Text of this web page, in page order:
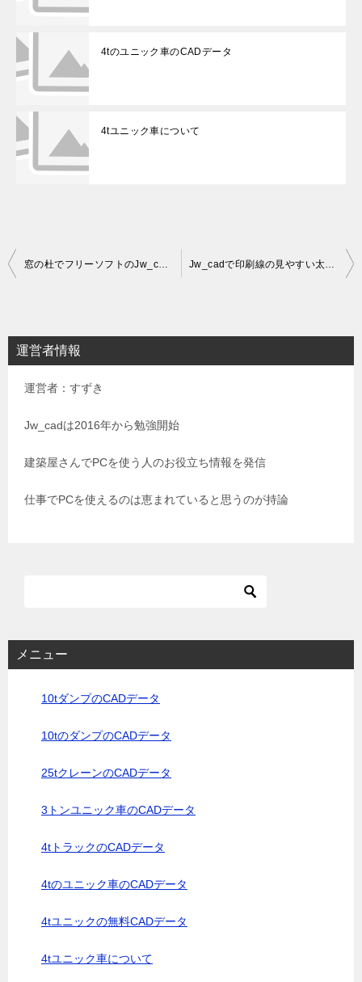
4tのユニック車のCADデータ
4tユニック車について
投
ビ
ゲ
窓の杜でフリーソフトのJw_cadと練習問題を探す Jw_cadで印刷線の見やすい太さを設定
運営者情報
運営者：すずき
Jw_cadは2016年から勉強開始
建築屋さんでPCを使う人のお役立ち情報を発信
仕事でPCを使えるのは恵まれていると思うのが持論
メニュー
10tダンプのCADデータ
10tのダンプのCADデータ
25tクレーンのCADデータ
3トンユニック車のCADデータ
4tトラックのCADデータ
4tのユニック車のCADデータ
4tユニックの無料CADデータ
4tユニック車について